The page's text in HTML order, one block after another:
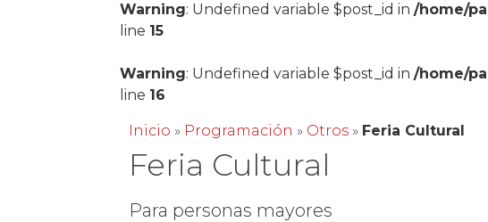
Warning: Undefined variable $post_id in/home/
line 15
Warning: Undefined variable $post_id in/home/
line 16
Inicio » Programación » Otros » Feria Cultural
Feria Cultural
Para personas mayores